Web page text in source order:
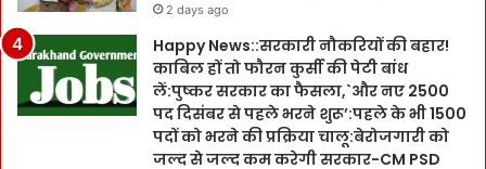
2 days ago
Happy News::सरकारी नौकरियों की बहार!
काबिल हों तो फौरन कुर्सी की पेटी बांध
लें:पुष्कर सरकार का फैसला,`और नए 2500
पद दिसंबर से पहले भरने शुरू’:पहले के भी 1500
पदों को भरने की प्रक्रिया चालू:बेरोजगारी को
जल्द से जल्द कम करेगी सरकार-CM PSD